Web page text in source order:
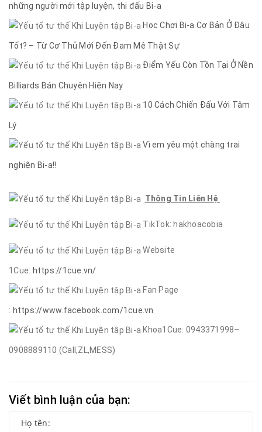
những người mới tập luyện, thi đấu Bi-a
Học Chơi Bi-a Cơ Bản Ở Đâu
Tốt? – Từ Cơ Thủ Mới Đến Đam Mê Thật Sự
Điểm Yếu Còn Tồn Tại Ở Nền
Billiards Bán Chuyên Hiện Nay
10 Cách Chiến Đấu Với Tâm
Lý
Vì em yêu một chàng trai
nghiện Bi-a!!
Thông Tin Liên Hệ
TikTok: hakhoacobia
Website
1Cue: https://1cue.vn/
Fan Page
: https://www.facebook.com/1cue.vn
Khoa1Cue: 0943371998–
0908889110 (Call,ZL,MESS)
Viết bình luận của bạn: